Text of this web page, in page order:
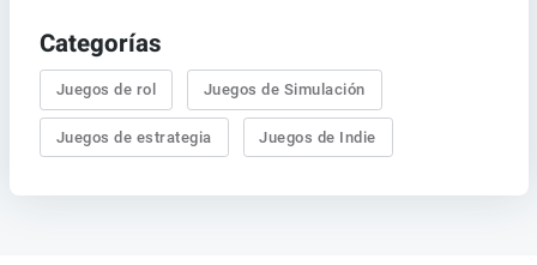
Categorías
Juegos de rol Juegos de Simulación
Juegos de estrategia Juegos de Indie